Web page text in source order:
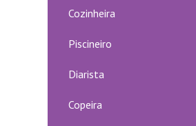
Cozinheira
Piscineiro
Diarista
Copeira